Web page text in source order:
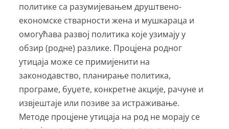
политике са разумијевањем друштвено-
економске стварности жена и мушкараца и
омогућава развој политика које узимају у
обзир (родне) разлике. Процјена родног
утицаја може се примијенити на
законодавство, планирање политика,
програме, буџете, конкретне акције, рачуне и
извјештаје или позиве за истраживање.
Методе процјене утицаја на род не морају се